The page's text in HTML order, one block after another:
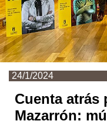
24/1/2024
Cuenta atrás
Mazarrón: